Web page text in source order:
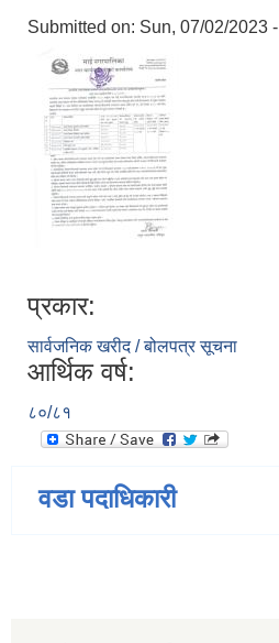
Submitted on: Sun, 07/02/2023
प्रकार:
सार्वजनिक खरीद / बोलपत्र सूचना
आर्थिक वर्ष:
८०/८१
वडा पदाधिकारी